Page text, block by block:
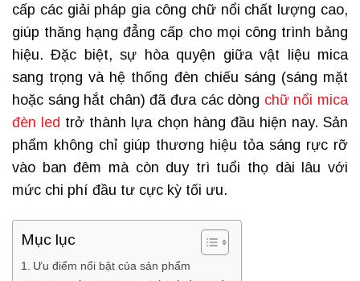
cấp các giải pháp gia công chữ nổi chất lượng cao,
giúp thăng hạng đẳng cấp cho mọi công trình bảng
hiệu. Đặc biệt, sự hòa quyện giữa vật liệu mica
sang trọng và hệ thống đèn chiếu sáng (sáng mặt
hoặc sáng hắt chân) đã đưa các dòng chữ nổi mica
đèn led trở thành lựa chọn hàng đầu hiện nay. Sản
phẩm không chỉ giúp thương hiệu tỏa sáng rực rỡ
vào ban đêm mà còn duy trì tuổi thọ dài lâu với
mức chi phí đầu tư cực kỳ tối ưu.
Mục lục
Ưu điểm nổi bật của sản phẩm